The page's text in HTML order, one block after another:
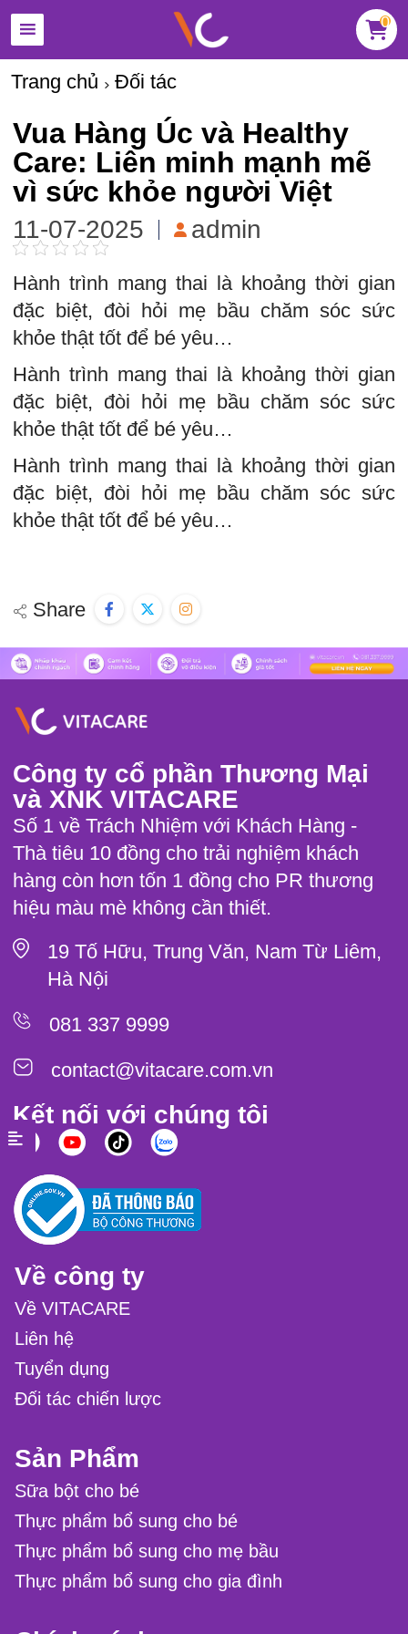
0
Trang chủ Đối tác
Vua Hàng Úc và Healthy
Care: Liên minh mạnh mẽ
vì sức khỏe người Việt
11-07-2025 admin
Hành trình mang thai là khoảng thời gian
đặc biệt, đòi hỏi mẹ bầu chăm sóc sức
khỏe thật tốt để bé yêu…
Hành trình mang thai là khoảng thời gian
đặc biệt, đòi hỏi mẹ bầu chăm sóc sức
khỏe thật tốt để bé yêu…
Hành trình mang thai là khoảng thời gian
đặc biệt, đòi hỏi mẹ bầu chăm sóc sức
khỏe thật tốt để bé yêu…
Share
Công ty cổ phần Thương Mại
và XNK VITACARE
Số 1 về Trách Nhiệm với Khách Hàng -
Thà tiêu 10 đồng cho trải nghiệm khách
hàng còn hơn tốn 1 đồng cho PR thương
hiệu màu mè không cần thiết.
19 Tố Hữu, Trung Văn, Nam Từ Liêm,
Hà Nội
081 337 9999
contact@vitacare.com.vn
Kết nối với chúng tôi
Về công ty
Về VITACARE
Liên hệ
Tuyển dụng
Đối tác chiến lược
Sản Phẩm
Sữa bột cho bé
Thực phẩm bổ sung cho bé
Thực phẩm bổ sung cho mẹ bầu
Thực phẩm bổ sung cho gia đình